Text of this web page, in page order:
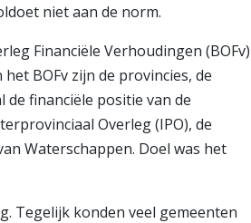
niet aan de norm.
Financiële Verhoudingen (BOFv)
BOFv zijn de provincies, de
financiële positie van de
Overleg (IPO), de
Waterschappen. Doel was het
Tegelijk konden veel gemeenten